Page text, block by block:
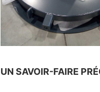
UN SAVOIR-FAIRE